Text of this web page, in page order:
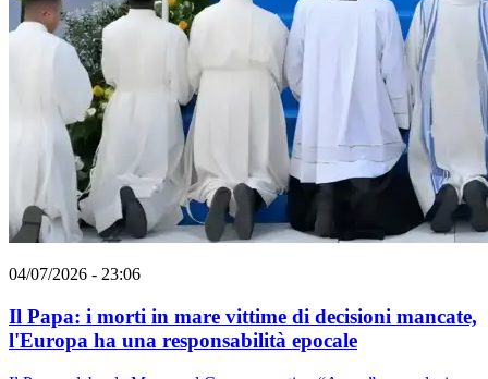
04/07/2026 - 23:06
Il Papa: i morti in mare vittime di decisioni mancate,
l'Europa ha una responsabilità epocale